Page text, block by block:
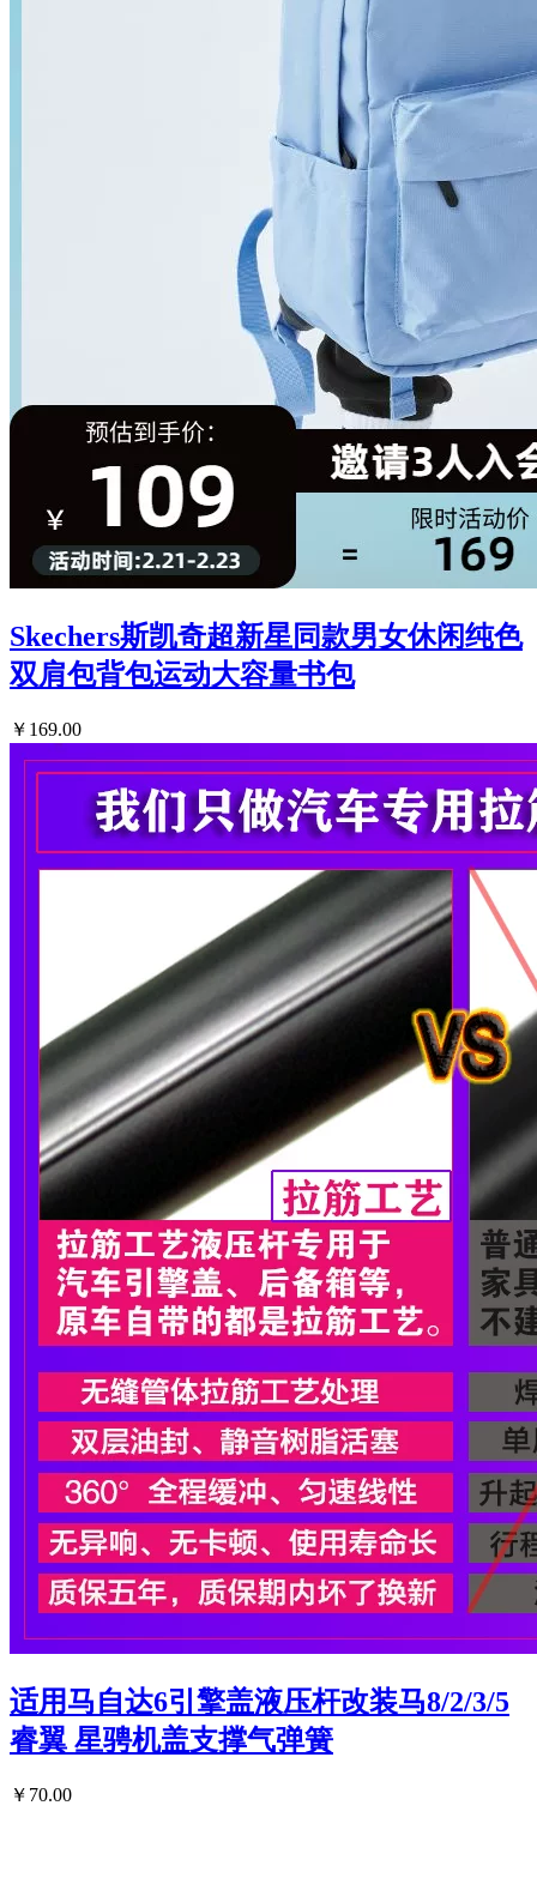
Skechers斯凯奇超新星同款男女休闲纯色
双肩包背包运动大容量书包
￥169.00
适用马自达6引擎盖液压杆改装马8/2/3/5
睿翼 星骋机盖支撑气弹簧
￥70.00